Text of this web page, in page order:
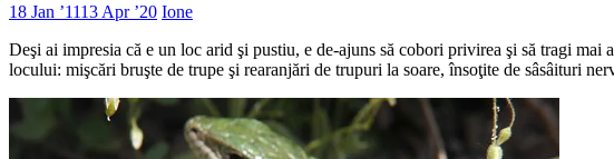
18 Jan ’1113 Apr ’20 Ione
Deşi ai impresia că e un loc arid şi pustiu, e de-ajuns să cobori privirea şi să tragi
locului: mişcări bruşte de trupe şi rearanjări de trupuri la soare, însoţite de sâsâituri